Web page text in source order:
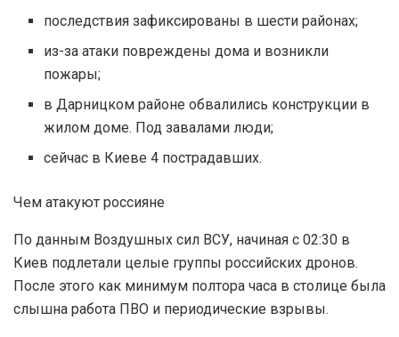
последствия зафиксированы в шести районах;
из-за атаки повреждены дома и возникли
пожары;
в Дарницком районе обвалились конструкции в
жилом доме. Под завалами люди;
сейчас в Киеве 4 пострадавших.
Чем атакуют россияне
По данным Воздушных сил ВСУ, начиная с 02:30 в
Киев подлетали целые группы российских дронов.
После этого как минимум полтора часа в столице была
слышна работа ПВО и периодические взрывы.